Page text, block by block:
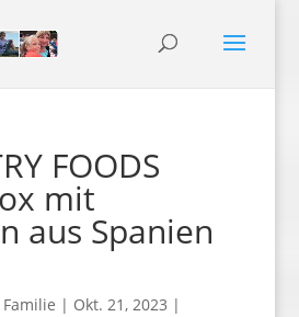
FOODS
mit
aus Spanien
| Okt. 21, 2023 |